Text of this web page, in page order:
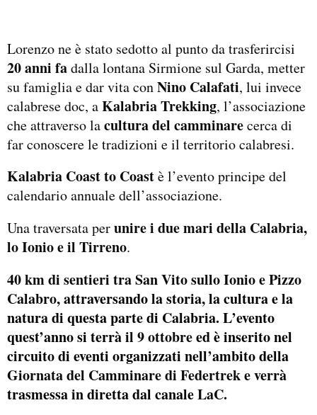
Lorenzo ne è stato sedotto al punto da trasferircisi
20 anni fadalla lontana Sirmione sul Garda, metter
su famiglia e dar vita conNino Calafati, lui invece
calabrese doc, aKalabria Trekking, l’associazione
che attraverso lacultura del camminarecerca di
far conoscere le tradizioni e il territorio calabresi.
Kalabria Coast to Coastè l’evento principe del
calendario annuale dell’associazione.
Una traversata perunire i due mari della Calabria,
lo Ionio e il Tirreno.
40 km di sentieri tra San Vito sullo Ionio e Pizzo
Calabro, attraversando la storia, la cultura e la
natura di questa parte di Calabria. L’evento
quest’anno si terràil 9 ottobreed è inserito nel
circuito di eventi organizzati nell’ambito della
Giornata del Camminare di Federtreke verrà
trasmessa in diretta dal canaleLaC.